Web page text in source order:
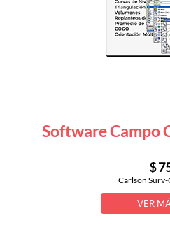
Software Campo
$
Carlson Surv-
VER